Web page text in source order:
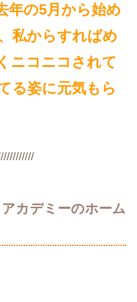
年の5月から始め
私からすればめ
ニコニコされて
る姿に元気もら
カデミーのホーム